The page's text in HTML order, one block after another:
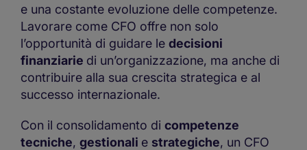
e una costante evoluzione delle competenze.
Lavorare come CFO offre non solo
l’opportunità di guidare le decisioni
finanziarie di un’organizzazione, ma anche di
contribuire alla sua crescita strategica e al
successo internazionale.
Con il consolidamento di competenze
tecniche, gestionali e strategiche, un CFO